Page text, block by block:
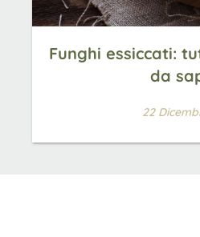
Funghi essiccati:
da
22